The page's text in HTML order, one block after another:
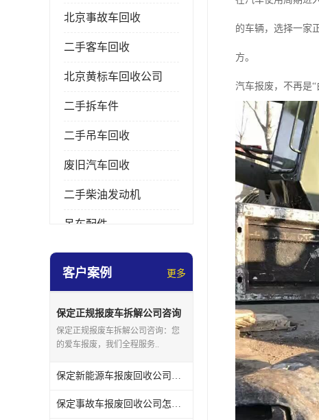
北京事故车回收
二手客车回收
北京黄标车回收公司
二手拆车件
二手吊车回收
废旧汽车回收
二手柴油发动机
吊车配件
挖掘机拆车件
客户案例 更多
保定正规报废车拆解公司咨询
保定正规报废车拆解公司咨询：您
的爱车报废，我们全程服务..
保定新能源车报废回收公司联系方式
保定事故车报废回收公司怎么选
的车辆，选择一家
方。
汽车报废，不再是“